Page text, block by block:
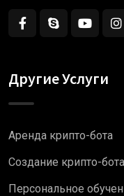
Другие Услуги
Аренда крипто-бота
Создание крипто-бота
Персональное